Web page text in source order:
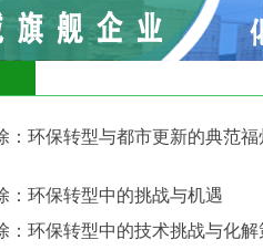
：环保转型与都市更新的典范
：环保转型中的挑战与机遇
：环保转型中的技术挑战与化解